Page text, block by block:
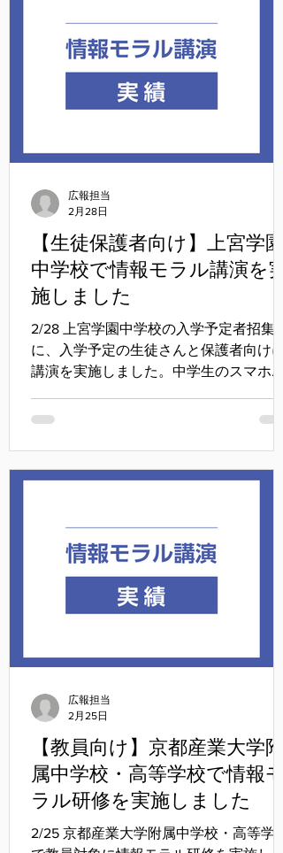
【生徒保護者向け】上宮学園
中学校で情報モラル講演を実
施しました
2/28 上宮学園中学校の入学予定者招集日
に、入学予定の生徒さんと保護者向けに
講演を実施しました。中学生のスマホや
ことや家庭でのルール作りのポイントに
広報担当
2月28日
【教員向け】京都産業大学附
属中学校・高等学校で情報モ
ラル研修を実施しました
2/25 京都産業大学附属中学校・高等学校
広報担当
2月25日